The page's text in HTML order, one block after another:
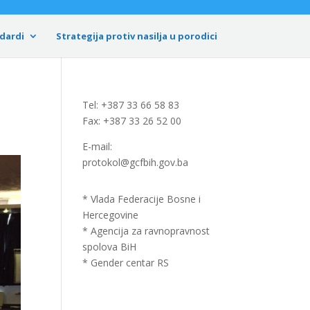
Strategija protiv nasilja u porodici
Tel: +387 33 66 58 83
Fax: +387 33 26 52 00
E-mail:
protokol@gcfbih.gov.ba
* Vlada Federacije Bosne i
Hercegovine
* Agencija za ravnopravnost
spolova BiH
* Gender centar RS